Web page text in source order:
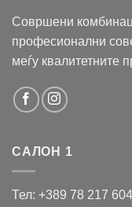
Совршени
професионални
меѓу квалитетните
САЛОН 1
Тел: +389 78 217 604